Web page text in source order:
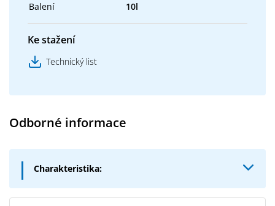
Balení
10l
Ke stažení
Technický list
Odborné informace
Charakteristika:
Bezbarvá, tekutá nástřiková hmota bez přítomnosti
rozpouštědel, způsobující hydrofobizaci podkladu